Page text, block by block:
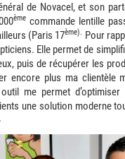
de Novacel, et son
ème commande lentille
(Paris 17ème). Pour
Elle permet de
puis de récupérer les
encore plus ma
me permet
une solution moderne